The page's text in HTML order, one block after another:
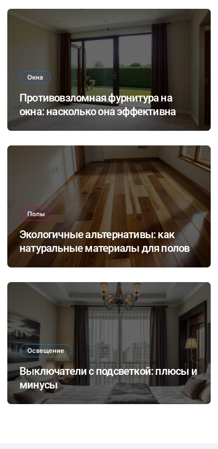
Окна
Противовзломная фурнитура на
окна: насколько она эффективна
Полы
Экологичные альтернативы: как
натуральные материалы для полов
влияют на здоровье и комфорт в
Освещение
Выключатели с подсветкой: плюсы и
минусы